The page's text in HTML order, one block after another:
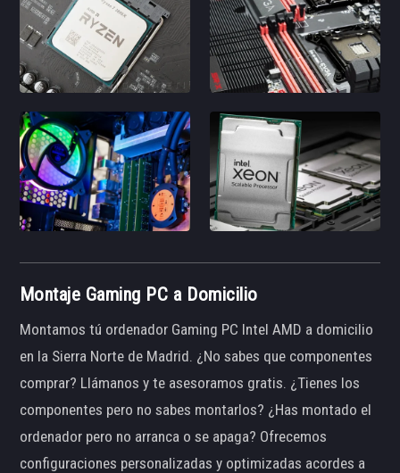
Montaje Gaming PC a Domicilio
Montamos tú ordenador Gaming PC Intel AMD a domicilio
en la Sierra Norte de Madrid. ¿No sabes que componentes
comprar? Llámanos y te asesoramos gratis. ¿Tienes los
componentes pero no sabes montarlos? ¿Has montado el
ordenador pero no arranca o se apaga? Ofrecemos
configuraciones personalizadas y optimizadas acordes a